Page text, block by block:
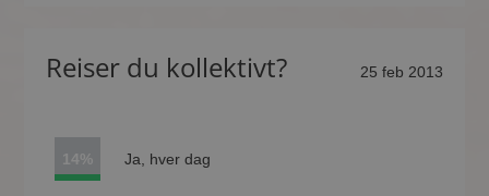
Reiser du kollektivt? 25 feb 2013
14% Ja, hver dag